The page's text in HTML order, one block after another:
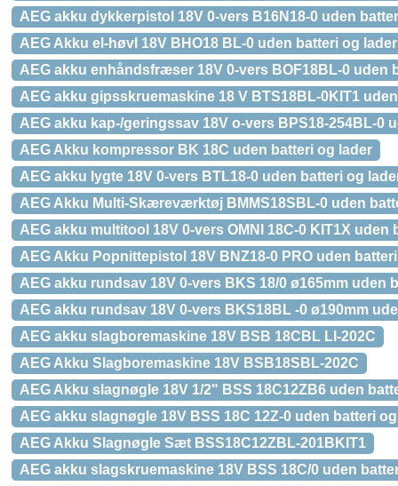
AEG akku dykkerpistol 18V 0-vers B16N18-0 uden
AEG Akku el-høvl 18V BHO18 BL-0 uden batteri og lader
AEG akku enhåndsfræser 18V 0-vers BOF18BL-0 uden
AEG akku gipsskruemaskine 18 V BTS18BL-0KIT1
AEG akku kap-/geringssav 18V o-vers BPS18-254BL-0
AEG Akku kompressor BK 18C uden batteri og lader
AEG akku lygte 18V 0-vers BTL18-0 uden batteri og
AEG Akku Multi-Skæreværktøj BMMS18SBL-0 uden
AEG akku multitool 18V 0-vers OMNI 18C-0 KIT1X uden
AEG Akku Popnittepistol 18V BNZ18-0 PRO uden
AEG akku rundsav 18V 0-vers BKS 18/0 ø165mm uden
AEG akku rundsav 18V 0-vers BKS18BL -0 ø190mm
AEG akku slagboremaskine 18V BSB 18CBL LI-202C
AEG Akku Slagboremaskine 18V BSB18SBL-202C
AEG Akku slagnøgle 18V 1/2" BSS 18C12ZB6 uden
AEG akku slagnøgle 18V BSS 18C 12Z-0 uden batteri
AEG Akku Slagnøgle Sæt BSS18C12ZBL-201BKIT1
AEG akku slagskruemaskine 18V BSS 18C/0 uden